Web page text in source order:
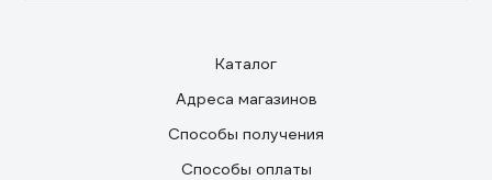
Каталог
Адреса магазинов
Способы получения
Способы оплаты